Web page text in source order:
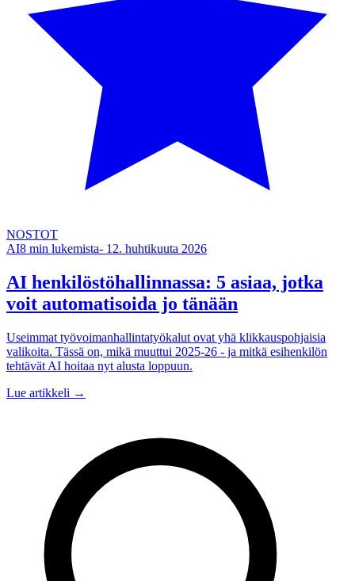
NOSTOT
AI8 min lukemista- 12. huhtikuuta 2026
AI henkilöstöhallinnassa: 5 asiaa, jotka
voit automatisoida jo tänään
Useimmat työvoimanhallintatyökalut ovat yhä klikkauspohjaisia
valikoita. Tässä on, mikä muuttui 2025-26 - ja mitkä esihenkilön
tehtävät AI hoitaa nyt alusta loppuun.
Lue artikkeli →